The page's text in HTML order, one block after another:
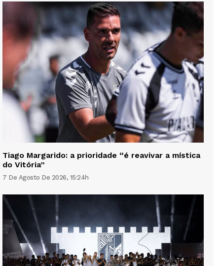
Tiago Margarido: a prioridade “é reavivar a mística
do Vitória”
7 De Agosto De 2026, 15:24h